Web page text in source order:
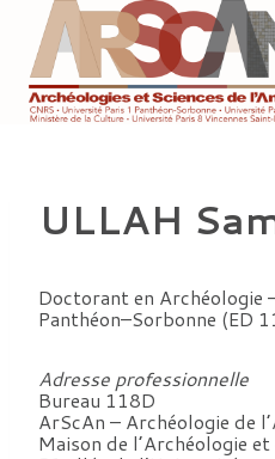
contenu
ULLAH
Doctorant en Archéologie
Panthéon–Sorbonne (ED
Adresse professionnelle
Bureau 118D
ArScAn – Archéologie de
Maison de l’Archéologie